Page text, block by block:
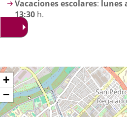
Vacaciones escolares: lunes
13:30 h.
+
−